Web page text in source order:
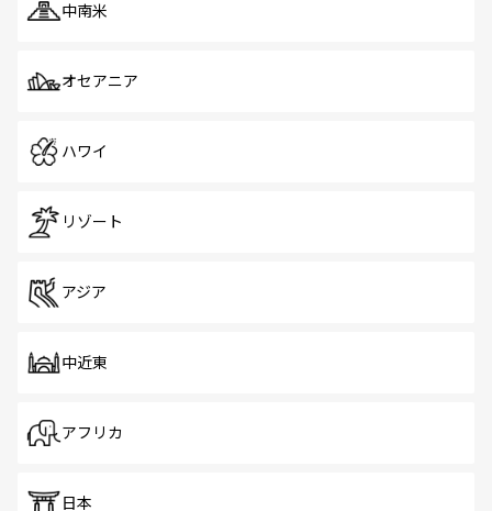
中南米
オセアニア
ハワイ
リゾート
アジア
中近東
アフリカ
日本